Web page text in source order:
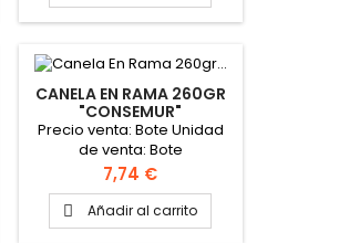
CANELA EN RAMA 260GR
"CONSEMUR"
Precio venta: Bote Unidad
de venta: Bote
Precio
7,74 €
 Añadir al carrito